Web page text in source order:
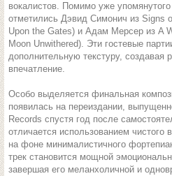
вокалистов. Помимо уже
отметились Дэвид Симонич из Signs
Upon the Gates) и Адам Мерсер из A
Moon Unwithered). Эти гостевые
дополнительную текстуру, создавая
впечатление.
Особо выделяется финальная
появилась на переиздании,
Records спустя год после
отличается использованием чистого
на фоне минималистичного
трек становится мощной
завершая его меланхоличной и